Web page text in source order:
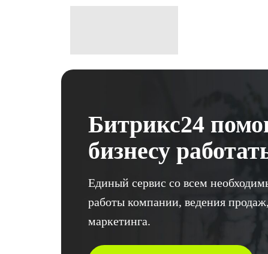
Битрикс24
бизнесу
Единый сервис со всем
работы компании, ведения
маркетинга.